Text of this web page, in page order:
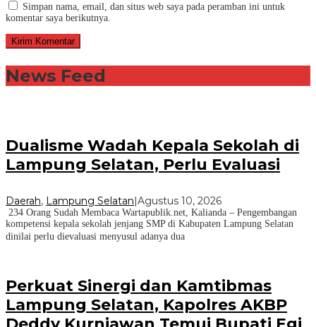
Simpan nama, email, dan situs web saya pada peramban ini untuk
komentar saya berikutnya.
News Feed
Dualisme Wadah Kepala Sekolah di
Lampung Selatan, Perlu Evaluasi
Daerah, Lampung Selatan Agustus 10, 2026
234 Orang Sudah Membaca Wartapublik.net, Kalianda – Pengembangan
kompetensi kepala sekolah jenjang SMP di Kabupaten Lampung Selatan
dinilai perlu dievaluasi menyusul adanya dua
Perkuat Sinergi dan Kamtibmas
Lampung Selatan, Kapolres AKBP